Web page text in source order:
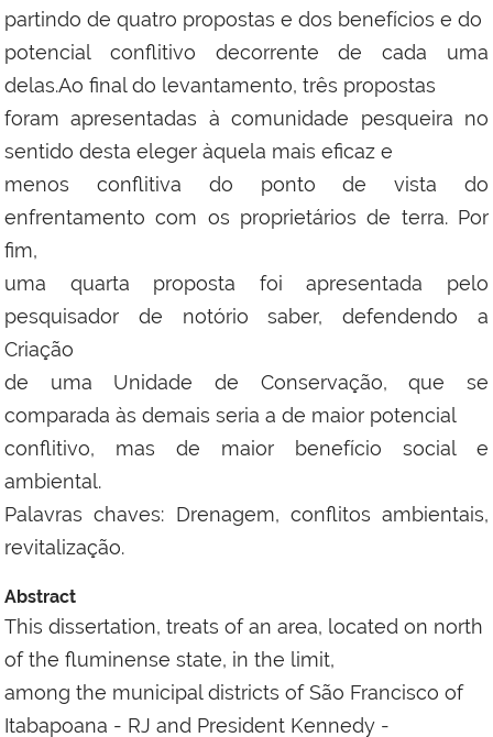
partindo de quatro propostas e dos benefícios e do
potencial conflitivo decorrente de cada uma
delas.Ao final do levantamento, três propostas
foram apresentadas à comunidade pesqueira no
sentido desta eleger àquela mais eficaz e
menos conflitiva do ponto de vista do
enfrentamento com os proprietários de terra. Por
fim,
uma quarta proposta foi apresentada pelo
pesquisador de notório saber, defendendo a
Criação
de uma Unidade de Conservação, que se
comparada às demais seria a de maior potencial
conflitivo, mas de maior benefício social e
ambiental.
Palavras chaves: Drenagem, conflitos ambientais,
revitalização.
Abstract
This dissertation, treats of an area, located on north
of the fluminense state, in the limit,
among the municipal districts of São Francisco of
Itabapoana - RJ and President Kennedy -